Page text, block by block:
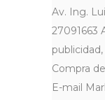
Av. Ing.
27091663
Compra
E-mail